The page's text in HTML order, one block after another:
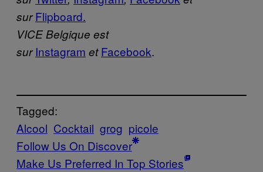
sur Flipboard.
VICE Belgique est
sur Instagram et Facebook.
Tagged:
Alcool Cocktail grog picole
Follow Us On Discover
Make Us Preferred In Top Stories